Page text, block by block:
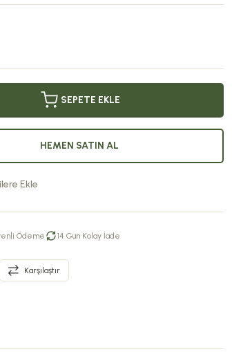
SEPETE EKLE
HEMEN SATIN AL
Ekle
Ödeme 14 Gün Kolay İade
Karşılaştır